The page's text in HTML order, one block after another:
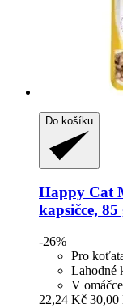
Do košíku
Happy Cat
kapsičce, 85
-26%
Pro
Lahodné
V omáčce
22,24 Kč 30,00